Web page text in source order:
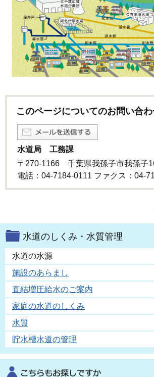
このページについてのお問い合
水道局 工務課
〒270-1166 千葉県我孫子市我孫子
電話：04-7184-0111 ファクス：04-
水道のしくみ・水質管理
水道の水源
施設のあらまし
直結増圧給水のご案内
家庭の水道のしくみ
水質
貯水槽水道の管理